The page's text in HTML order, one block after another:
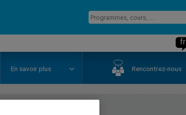
fr
En savoir plus Rencontrez-nous